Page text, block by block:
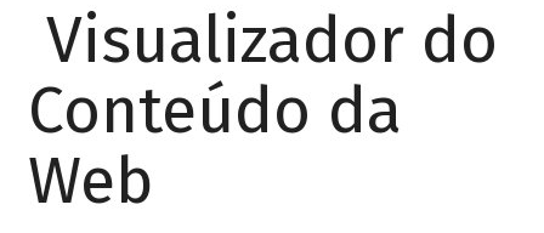
Visualizador do
Conteúdo da
Web